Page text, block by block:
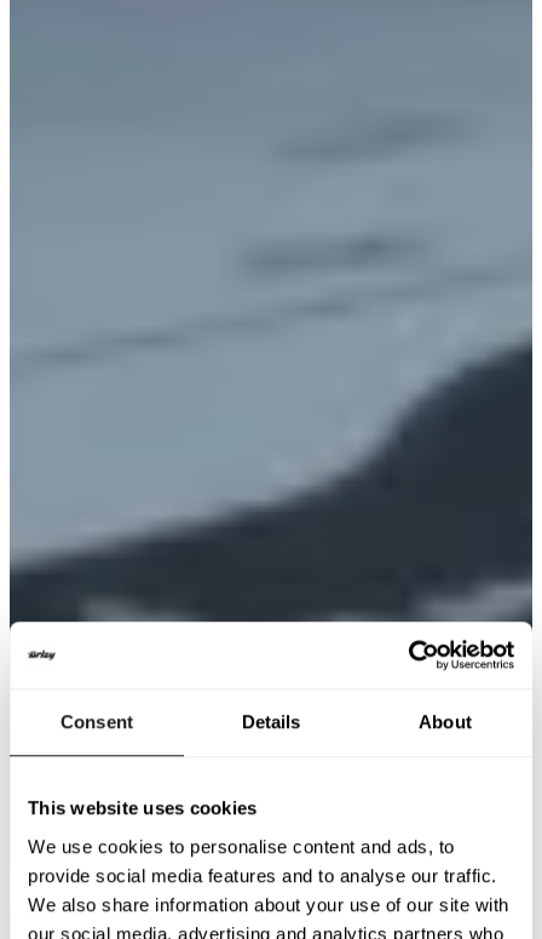
Consent Details About
This website uses cookies
We use cookies to personalise content and ads, to
provide social media features and to analyse our traffic.
We also share information about your use of our site with
our social media, advertising and analytics partners who